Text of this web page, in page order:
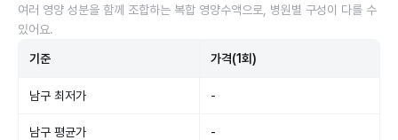
여러 영양 성분을 함께 조합하는 복합 영양수액으로, 병원별 구성이 다를 수
있어요.
기준 가격(1회)
남구 최저가 -
남구 평균가 -